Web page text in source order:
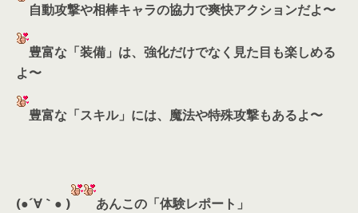
自動攻撃や相棒キャラの協力で爽快アクションだよ〜
豊富な「装備」は、強化だけでなく見た目も楽しめる
よ〜
豊富な「スキル」には、魔法や特殊攻撃もあるよ〜
(●´∀｀● ) あんこの「体験レポート」